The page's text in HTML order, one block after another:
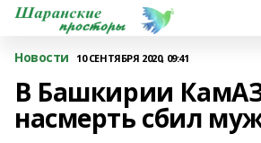
Новости 10 СЕНТЯБРЯ 2020, 09:41
В Башкирии
насмерть сбил